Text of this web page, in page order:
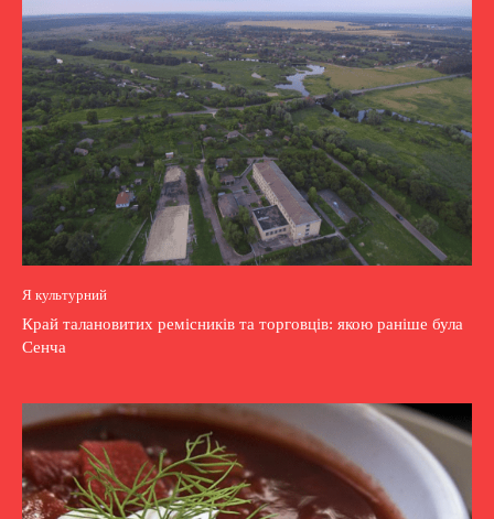
Я культурний
Край талановитих ремісників та торговців: якою раніше була
Сенча